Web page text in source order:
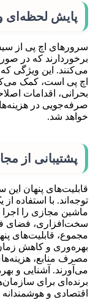
پایش لحظه‌ای
سرورهای اچ‌ پی از
برخوردارند که در
می‌کنند. این ویژگی
اچ‌ پی است، کمک
بحرانی، اقدامات
صرفه‌جویی در
خواهد شد.
پشتیبانی از
قابلیت‌های پنهان
توجه‌اند. با استفاده
ماشین مجازی را
سخت‌افزاری، فضای
مجموع، قابلیت‌های
بهره‌وری و کاهش
مصرف منابع،
می‌آورند. آشنایی و
برنده‌ای برای
اقتصادی و